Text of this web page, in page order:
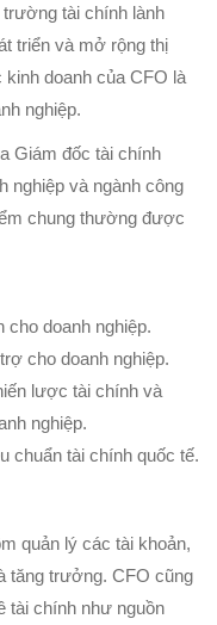
tài chính lành
triển và mở rộng thị
doanh của CFO là
nghiệp.
Giám đốc tài chính
nghiệp và ngành công
chung thường được
cho doanh nghiệp.
cho doanh nghiệp.
lược tài chính và
nghiệp.
chuẩn tài chính quốc tế.
quản lý các tài khoản,
tăng trưởng. CFO cũng
tài chính như nguồn